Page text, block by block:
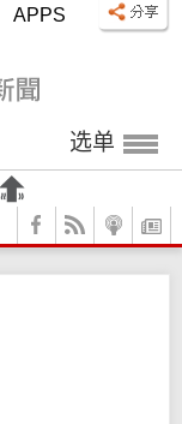
APPS
选单